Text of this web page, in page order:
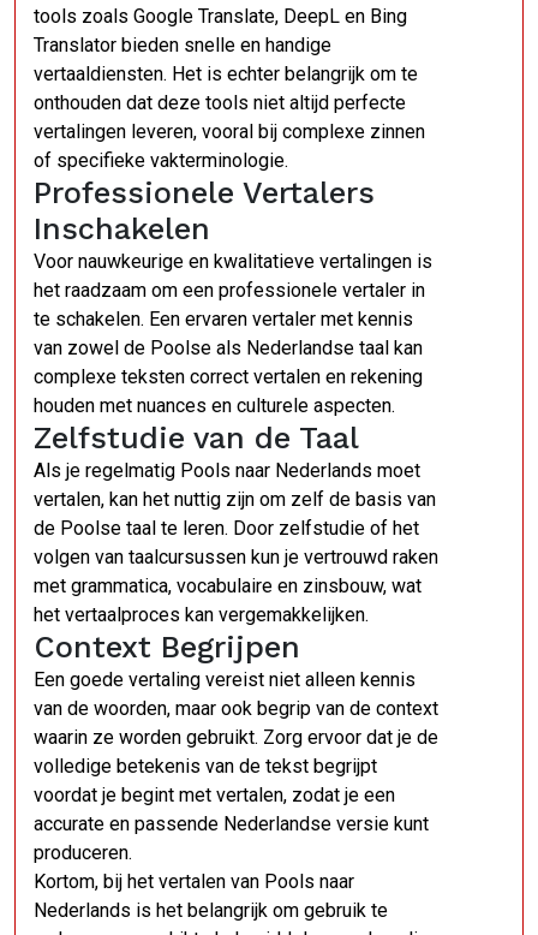
tools zoals Google Translate, DeepL en Bing
Translator bieden snelle en handige
vertaaldiensten. Het is echter belangrijk om te
onthouden dat deze tools niet altijd perfecte
vertalingen leveren, vooral bij complexe zinnen
of specifieke vakterminologie.
Professionele Vertalers
Inschakelen
Voor nauwkeurige en kwalitatieve vertalingen is
het raadzaam om een professionele vertaler in
te schakelen. Een ervaren vertaler met kennis
van zowel de Poolse als Nederlandse taal kan
complexe teksten correct vertalen en rekening
houden met nuances en culturele aspecten.
Zelfstudie van de Taal
Als je regelmatig Pools naar Nederlands moet
vertalen, kan het nuttig zijn om zelf de basis van
de Poolse taal te leren. Door zelfstudie of het
volgen van taalcursussen kun je vertrouwd raken
met grammatica, vocabulaire en zinsbouw, wat
het vertaalproces kan vergemakkelijken.
Context Begrijpen
Een goede vertaling vereist niet alleen kennis
van de woorden, maar ook begrip van de context
waarin ze worden gebruikt. Zorg ervoor dat je de
volledige betekenis van de tekst begrijpt
voordat je begint met vertalen, zodat je een
accurate en passende Nederlandse versie kunt
produceren.
Kortom, bij het vertalen van Pools naar
Nederlands is het belangrijk om gebruik te